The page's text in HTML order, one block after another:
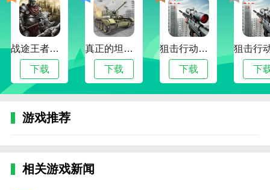
信息？
公交车实时到站信息是通过GPS定位获取的，但由
于信号干扰、网络延迟等因素，有时候可能会出现显示
不准确的情况。
应用特色
推送实时送达你手中
3、排版精美，用户可以在线分享互动点评
战途王者最新版
下载
真正的坦克大战
下载
狙击行动代号猎鹰最新版
下载 下
游戏推荐
相关游戏新闻